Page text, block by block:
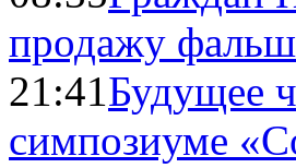
продажу
21:41Будущее
симпозиуме